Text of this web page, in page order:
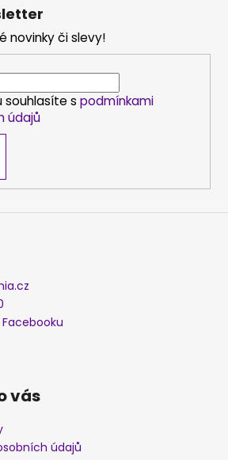
novinky či slevy!
souhlasíte s podmínkami
údajů
vás
údajů